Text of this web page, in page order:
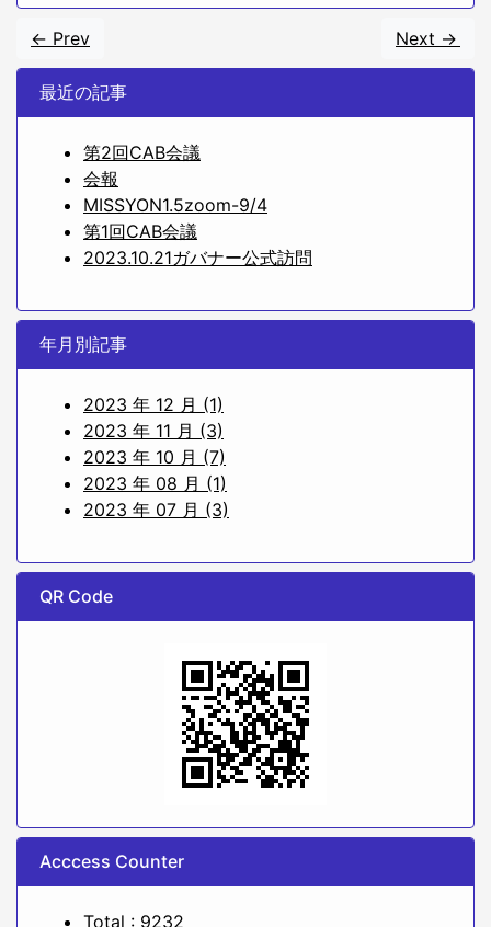
<- Prev Next ->
最近の記事
第2回CAB会議
会報
MISSYON1.5zoom-9/4
第1回CAB会議
2023.10.21ガバナー公式訪問
年月別記事
2023 年 12 月 (1)
2023 年 11 月 (3)
2023 年 10 月 (7)
2023 年 08 月 (1)
2023 年 07 月 (3)
QR Code
Acccess Counter
Total : 9232